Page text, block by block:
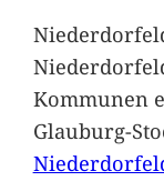
Kommunen
Glauburg-